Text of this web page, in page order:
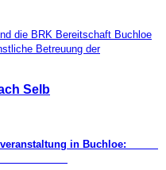
die BRK Bereitschaft Buchloe
Betreuung der
Selb
in Buchloe: